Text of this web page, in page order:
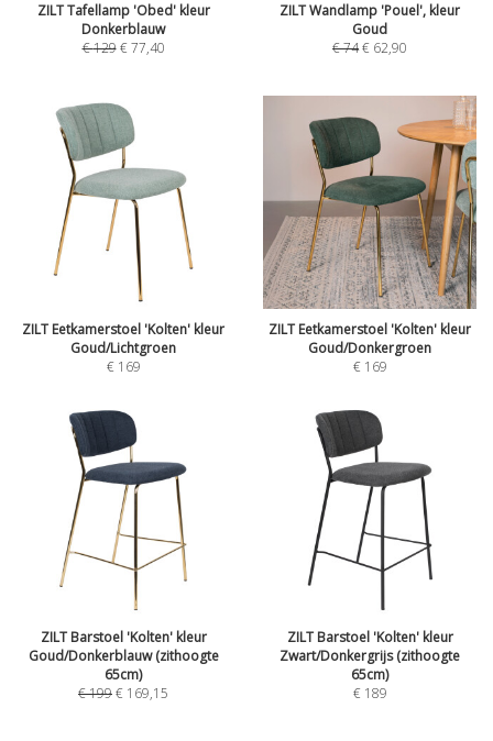
ZILT Tafellamp 'Obed' kleur
Donkerblauw
€129 €77,40
ZILT Wandlamp 'Pouel', kleur
Goud
€74€ 62,90
ZILT Eetkamerstoel 'Kolten' kleur
Goud/Lichtgroen
€ 169
ZILT Eetkamerstoel 'Kolten' kleur
Goud/Donkergroen
€ 169
ZILT Barstoel 'Kolten' kleur
Goud/Donkerblauw (zithoogte
65cm)
€199€ 169,15
ZILT Barstoel 'Kolten' kleur
Zwart/Donkergrijs (zithoogte
65cm)
€ 189